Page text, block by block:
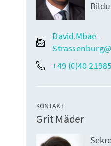
David.Mbae-
+49 (0)40
KONTAKT
Grit Mäder